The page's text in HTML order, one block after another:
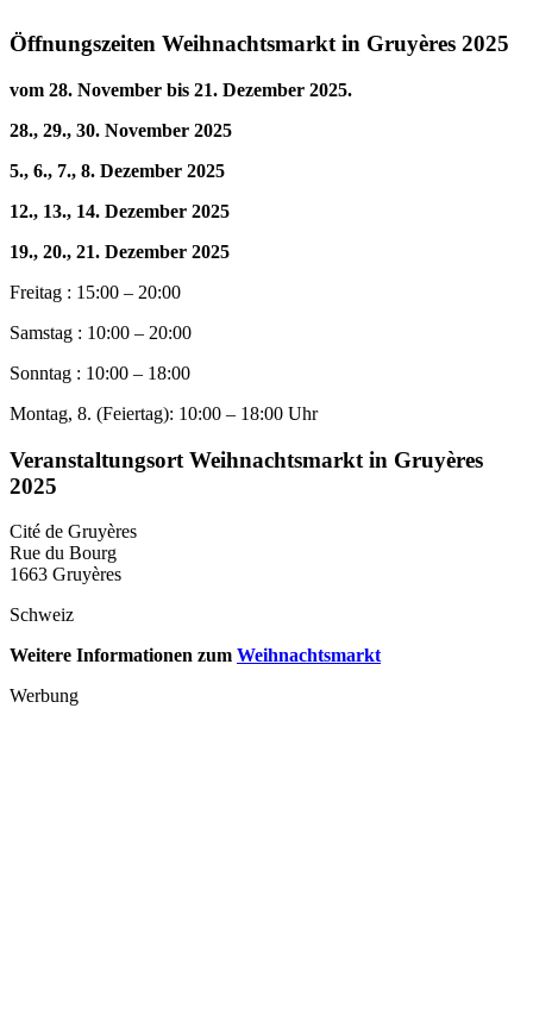
Öffnungszeiten Weihnachtsmarkt in Gruyères 2025
vom 28. November bis 21. Dezember 2025.
28., 29., 30. November 2025
5., 6., 7., 8. Dezember 2025
12., 13., 14. Dezember 2025
19., 20., 21. Dezember 2025
Freitag : 15:00 – 20:00
Samstag : 10:00 – 20:00
Sonntag : 10:00 – 18:00
Montag, 8. (Feiertag): 10:00 – 18:00 Uhr
Veranstaltungsort Weihnachtsmarkt in Gruyères
2025
Cité de Gruyères
Rue du Bourg
1663 Gruyères
Schweiz
Weitere Informationen zum Weihnachtsmarkt
Werbung